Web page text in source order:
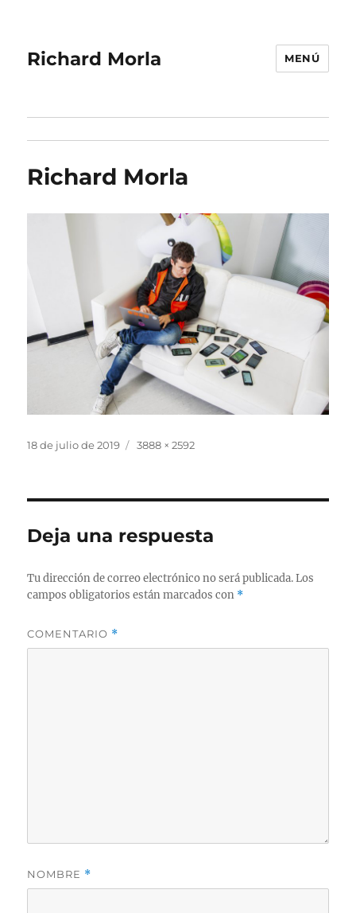
Richard Morla MENÚ
Richard Morla
Publicado
18 de julio de 2019
Tamaño
3888 × 2592
Deja una respuesta
Tu dirección de correo electrónico no será publicada. Los
campos obligatorios están marcados con *
COMENTARIO *
NOMBRE *